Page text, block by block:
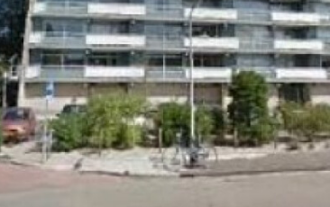
makelaarsvergoeding/
Alle veelgestelde vragen